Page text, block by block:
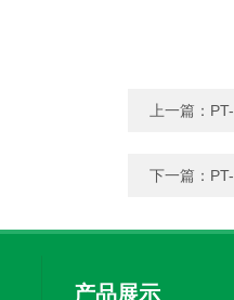
上一篇：
下一篇：
产品展示